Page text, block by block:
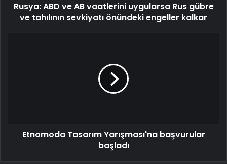
Rusya: ABD ve AB vaatlerini uygularsa Rus gübre
ve tahılının sevkiyatı önündeki engeller kalkar
Etnomoda Tasarım Yarışması'na başvurular
başladı